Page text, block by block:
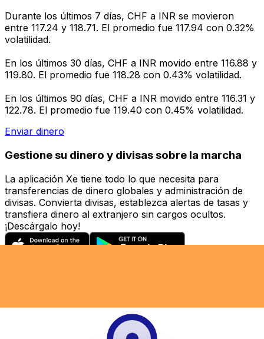
Durante los últimos 7 días, CHF a INR se movieron
entre 117.24 y 118.71. El promedio fue 117.94 con 0.32%
volatilidad.
En los últimos 30 días, CHF a INR movido entre 116.88 y
119.80. El promedio fue 118.28 con 0.43% volatilidad.
En los últimos 90 días, CHF a INR movido entre 116.31 y
122.78. El promedio fue 119.40 con 0.45% volatilidad.
Enviar dinero
Gestione su dinero y divisas sobre la marcha
La aplicación Xe tiene todo lo que necesita para
transferencias de dinero globales y administración de
divisas. Convierta divisas, establezca alertas de tasas y
transfiera dinero al extranjero sin cargos ocultos.
¡Descárgalo hoy!